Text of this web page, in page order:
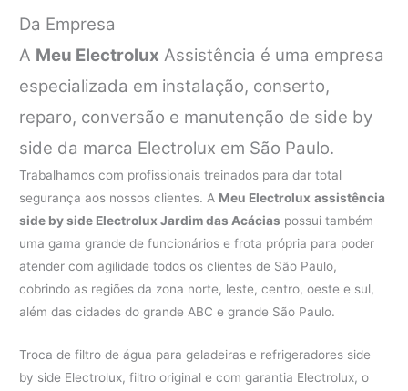
Da Empresa
A Meu Electrolux Assistência é uma empresa
especializada em instalação, conserto,
reparo, conversão e manutenção de side by
side da marca Electrolux em São Paulo.
Trabalhamos com profissionais treinados para dar total
segurança aos nossos clientes. A Meu Electrolux assistência
side by side Electrolux Jardim das Acácias possui também
uma gama grande de funcionários e frota própria para poder
atender com agilidade todos os clientes de São Paulo,
cobrindo as regiões da zona norte, leste, centro, oeste e sul,
além das cidades do grande ABC e grande São Paulo.
Troca de filtro de água para geladeiras e refrigeradores side
by side Electrolux, filtro original e com garantia Electrolux, o